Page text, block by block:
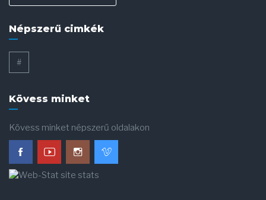
Népszerű cimkék
#
Kövess minket
Kövess minket népszerű oldalakon